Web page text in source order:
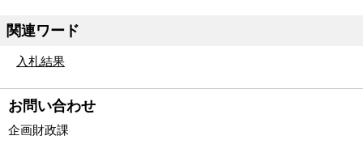
関連ワード
入札結果
お問い合わせ
企画財政課